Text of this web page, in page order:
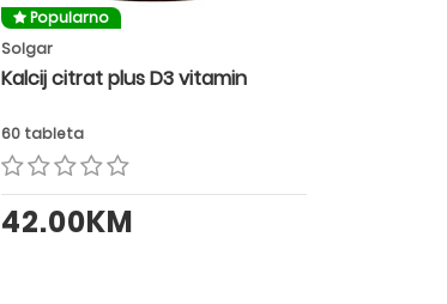
Popularno
Solgar
Kalcij citrat plus D3 vitamin
60 tableta
42.00KM